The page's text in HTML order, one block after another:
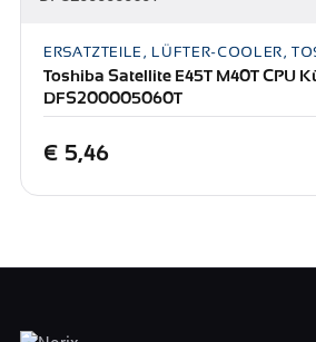
ERSATZTEILE, LÜFTER-COOLER,
Toshiba Satellite E45T M40T CPU
DFS200005060T
€ 5,46